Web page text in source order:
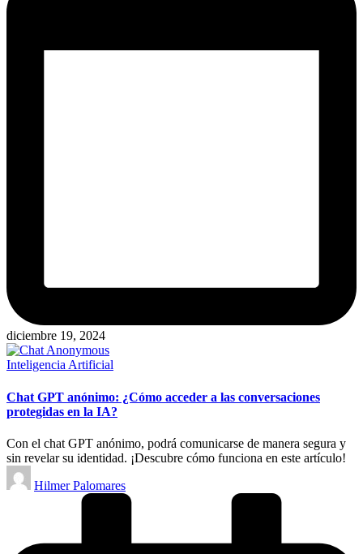
diciembre 19, 2024
Publicado
Inteligencia Artificial
Chat GPT anónimo: ¿Cómo acceder a las conversaciones
protegidas en la IA?
Con el chat GPT anónimo, podrá comunicarse de manera segura y
sin revelar su identidad. ¡Descubre cómo funciona en este artículo!
Publicado
por
Hilmer Palomares